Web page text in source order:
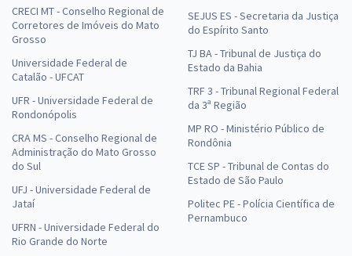
CRECI MT - Conselho Regional de
Corretores de Imóveis do Mato
Grosso
Universidade Federal de
Catalão - UFCAT
UFR - Universidade Federal de
Rondonópolis
CRA MS - Conselho Regional de
Administração do Mato Grosso
do Sul
UFJ - Universidade Federal de
Jataí
UFRN - Universidade Federal do
Rio Grande do Norte
SEJUS ES - Secretaria da Justiça
do Espírito Santo
TJ BA - Tribunal de Justiça do
Estado da Bahia
TRF 3 - Tribunal Regional Federal
da 3ª Região
MP RO - Ministério Público de
Rondônia
TCE SP - Tribunal de Contas do
Estado de São Paulo
Politec PE - Polícia Científica de
Pernambuco